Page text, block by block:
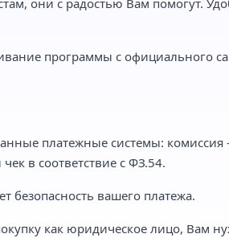
они с радостью Вам помогут.
программы с официального
платежные системы: комиссия
в соответствие с ФЗ.54.
безопасность вашего платежа.
как юридическое лицо, Вам